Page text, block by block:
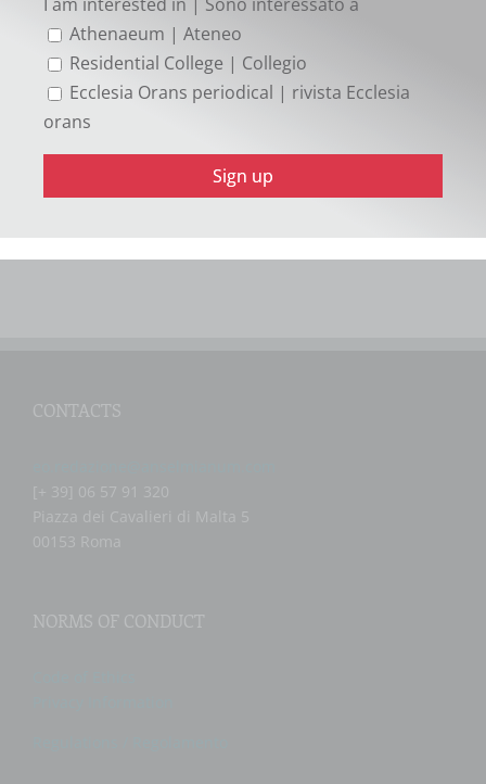
dimostra inequivocabilmente che la liturgia era il
“posto nella vita” della riflessione teologica.
Presentiamo qui la prima traduzione italiana dei
suddetti proemi.
EXTRACT
CONTACTS
[+ 39] 06 57 91 320
Piazza dei Cavalieri di Malta 5
00153 Roma
NORMS OF CONDUCT
Athenaeum | Ateneo
Residential College | Collegio
Ecclesia Orans periodical | rivista Ecclesia
orans